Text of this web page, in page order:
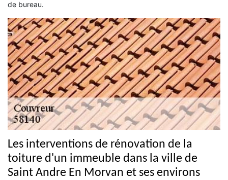
de bureau.
Les interventions de rénovation de la
toiture d'un immeuble dans la ville de
Saint Andre En Morvan et ses environs